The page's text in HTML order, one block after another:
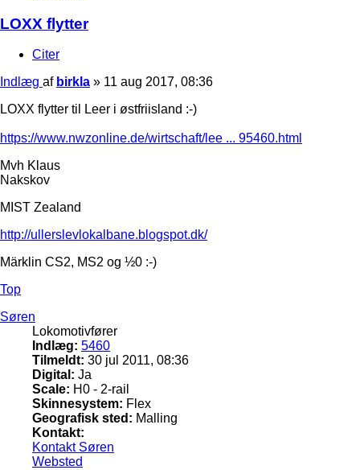
LOXX flytter
Citer
Indlæg af birkla » 11 aug 2017, 08:36
LOXX flytter til Leer i østfriisland :-)
https://www.nwzonline.de/wirtschaft/lee ... 95460.html
Mvh Klaus
Nakskov
MIST Zealand
http://ullerslevlokalbane.blogspot.dk/
Märklin CS2, MS2 og ½0 :-)
Top
Søren
Lokomotivfører
Indlæg: 5460
Tilmeldt: 30 jul 2011, 08:36
Digital: Ja
Scale: H0 - 2-rail
Skinnesystem: Flex
Geografisk sted: Malling
Kontakt:
Kontakt Søren
Websted